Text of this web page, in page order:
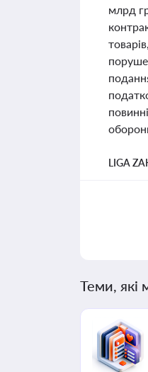
млрд
LIGA
Теми, які